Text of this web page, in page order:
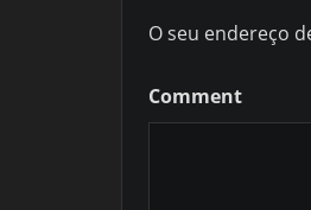
O seu endereço
Comment